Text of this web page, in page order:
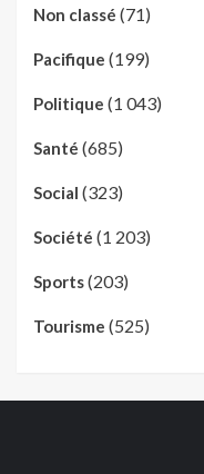
Non classé (71)
Pacifique (199)
Politique (1 043)
Santé (685)
Social (323)
Société (1 203)
Sports(203)
Tourisme (525)